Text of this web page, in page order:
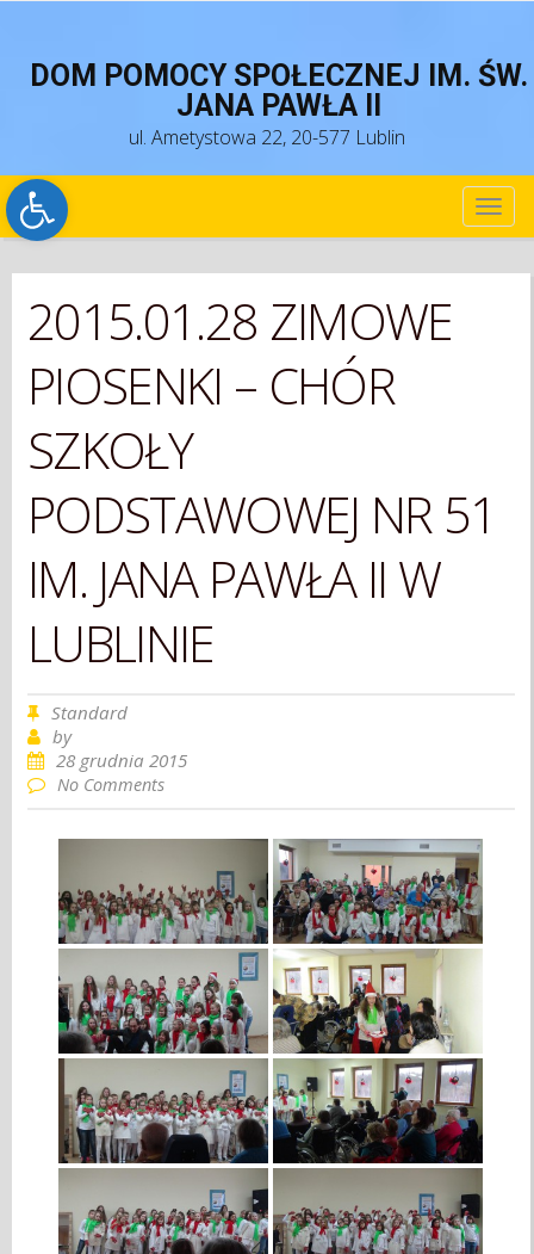
Open toolbar
DOM POMOCY SPOŁECZNEJ IM. ŚW.
JANA PAWŁA II
ul. Ametystowa 22, 20-577 Lublin
2015.01.28 ZIMOWE
PIOSENKI – CHÓR
SZKOŁY
PODSTAWOWEJ NR 51
IM. JANA PAWŁA II W
LUBLINIE
Standard
by
28 grudnia 2015
No Comments